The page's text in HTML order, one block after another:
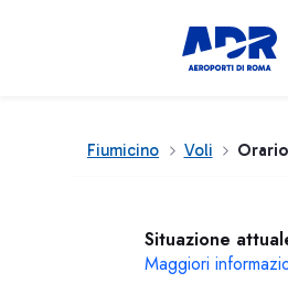
Fiumicino Voli
Situazione
Maggiori